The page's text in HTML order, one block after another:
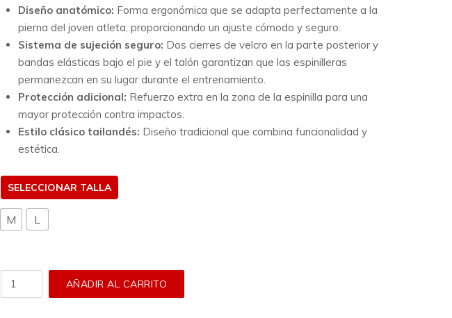
Diseño anatómico: Forma ergonómica que se adapta perfectamente a la
pierna del joven atleta, proporcionando un ajuste cómodo y seguro.
Sistema de sujeción seguro: Dos cierres de velcro en la parte posterior y
bandas elásticas bajo el pie y el talón garantizan que las espinilleras
permanezcan en su lugar durante el entrenamiento.
Protección adicional: Refuerzo extra en la zona de la espinilla para una
mayor protección contra impactos.
Estilo clásico tailandés: Diseño tradicional que combina funcionalidad y
estética.
TALLA
M L
Espinilleras
AÑADIR AL CARRITO